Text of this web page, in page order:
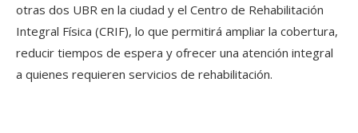
otras dos UBR en la ciudad y el Centro de Rehabilitación
Integral Física (CRIF), lo que permitirá ampliar la cobertura,
reducir tiempos de espera y ofrecer una atención integral
a quienes requieren servicios de rehabilitación.